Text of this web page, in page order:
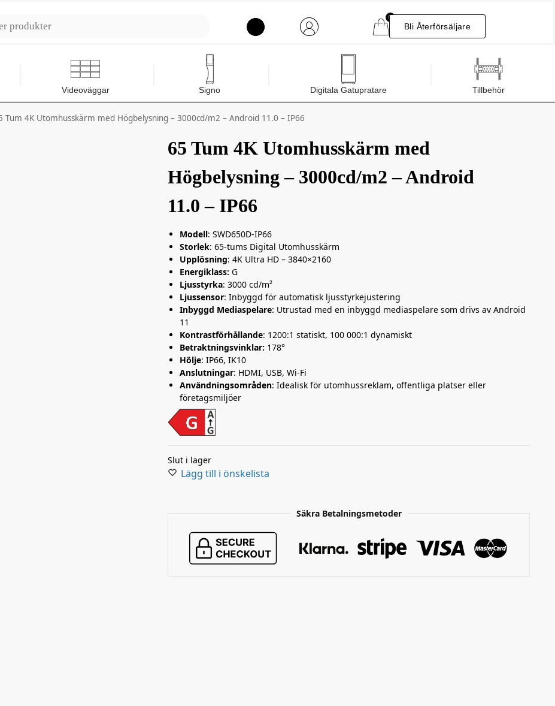
0
Bli Återförsäljare
Videoväggar Signo Digitala Gatupratare Tillbehör
Tum 4K Utomhusskärm med Högbelysning – 3000cd/m2 – Android 11.0 – IP66
65 Tum 4K Utomhusskärm med
Högbelysning – 3000cd/m2 – Android
11.0 – IP66
Modell: SWD650D-IP66
Storlek: 65-tums Digital Utomhusskärm
Upplösning: 4K Ultra HD – 3840×2160
Energiklass: G
Ljusstyrka: 3000 cd/m²
Ljussensor: Inbyggd för automatisk ljusstyrkejustering
Inbyggd Mediaspelare: Utrustad med en inbyggd mediaspelare som drivs av Android
11
Kontrastförhållande: 1200:1 statiskt, 100 000:1 dynamiskt
Betraktningsvinklar: 178°
Hölje: IP66, IK10
Anslutningar: HDMI, USB, Wi-Fi
Användningsområden: Idealisk för utomhussreklam, offentliga platser eller
företagsmiljöer
Slut i lager
Lägg till i önskelista
Säkra Betalningsmetoder